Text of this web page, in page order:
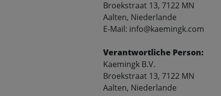
Broekstraat 13, 7122 MN
Aalten, Niederlande
E-Mail: info@kaemingk.com
Verantwortliche Person:
Kaemingk B.V.
Broekstraat 13, 7122 MN
Aalten, Niederlande